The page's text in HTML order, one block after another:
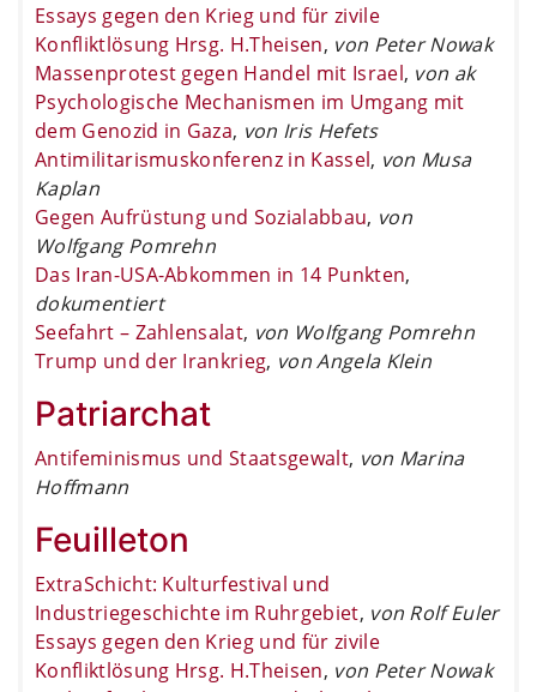
Essays gegen den Krieg und für zivile
Konfliktlösung Hrsg. H.Theisen, von Peter Nowak
Massenprotest gegen Handel mit Israel, von ak
Psychologische Mechanismen im Umgang mit
dem Genozid in Gaza, von Iris Hefets
Antimilitarismuskonferenz in Kassel, von Musa
Kaplan
Gegen Aufrüstung und Sozialabbau, von
Wolfgang Pomrehn
Das Iran-USA-Abkommen in 14 Punkten,
dokumentiert
Seefahrt – Zahlensalat, von Wolfgang Pomrehn
Trump und der Irankrieg, von Angela Klein
Patriarchat
Antifeminismus und Staatsgewalt, von Marina
Hoffmann
Feuilleton
ExtraSchicht: Kulturfestival und
Industriegeschichte im Ruhrgebiet, von Rolf Euler
Essays gegen den Krieg und für zivile
Konfliktlösung Hrsg. H.Theisen, von Peter Nowak